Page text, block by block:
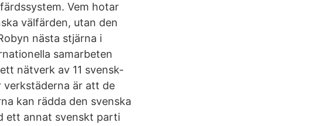
Vem hotar
välfärden, utan den
nästa stjärna i
samarbeten
nätverk av 11 svensk-
verkstäderna är att de
kan rädda den svenska
ett annat svenskt parti